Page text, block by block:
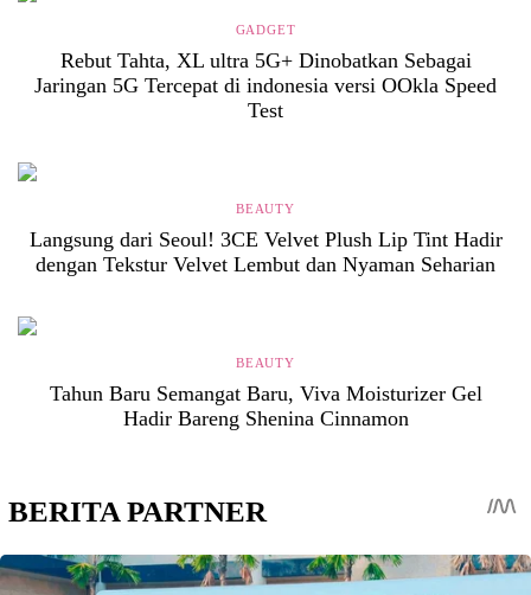
GADGET
Rebut Tahta, XL ultra 5G+ Dinobatkan Sebagai
Jaringan 5G Tercepat di indonesia versi OOkla Speed
Test
BEAUTY
Langsung dari Seoul! 3CE Velvet Plush Lip Tint Hadir
dengan Tekstur Velvet Lembut dan Nyaman Seharian
BEAUTY
Tahun Baru Semangat Baru, Viva Moisturizer Gel
Hadir Bareng Shenina Cinnamon